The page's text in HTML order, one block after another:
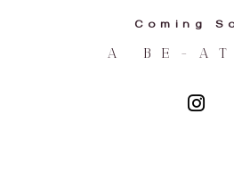
Coming
A BE-